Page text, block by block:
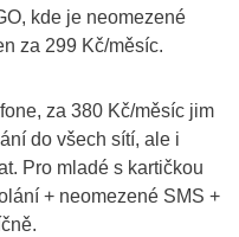
kde je neomezené
za 299 Kč/měsíc.
za 380 Kč/měsíc jim
do všech sítí, ale i
Pro mladé s kartičkou
+ neomezené SMS +